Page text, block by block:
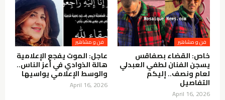
فن و مشاهير
خاص: القضاء بصفاقس
يسجن الفنان لطفي العبدلي
لعام ونصف.. إليكم
التفاصيل
April 16, 2026
فن و مشاهير
عاجل: الموت يفجع الإعلامية
هالة الذوادي في أعز الناس..
والوسط الإعلامي يواسيها
April 16, 2026